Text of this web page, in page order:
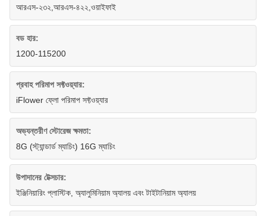
আরএস-২৩২,আরএস-৪২২,ওয়াইফাই
বড হার:
1200-115200
প্রবাহ পরিমাপ সফ্টওয়্যার:
iFlower ফ্লো পরিমাপ সফ্টওয়্যার
অভ্যন্তরীণ স্টোরেজ ক্ষমতা:
8G (স্ট্যান্ডার্ড ম্যাচিং) 16G ম্যাচিং
উপাদানের টেক্সচার:
ইঞ্জিনিয়ারিং প্লাস্টিক, অ্যালুমিনিয়াম অ্যালয় এবং টাইটানিয়াম অ্যালয়